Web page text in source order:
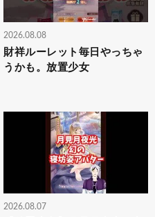
2026.08.08
財祥ルーレット毎日やっちゃ
うかも。放置少女
2026.08.07